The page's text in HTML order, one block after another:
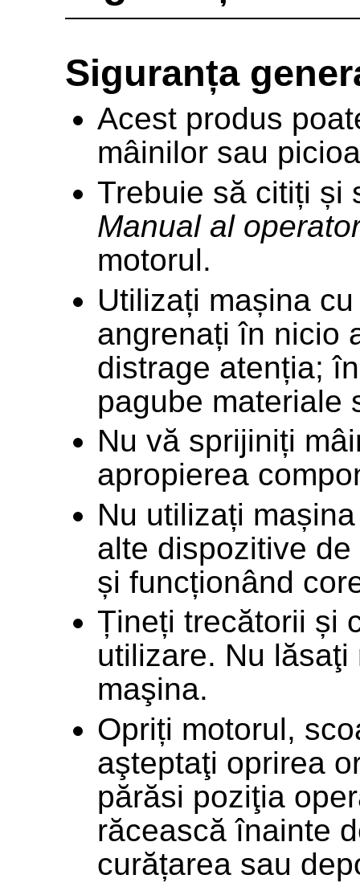
Siguranța
Acest produs
mâinilor sau
Trebuie să citiți și
Manual al
motorul.
Utilizați mașina
angrenați în nicio
distrage atenția;
pagube materiale
Nu vă sprijiniți
apropierea
Nu utilizați
alte dispozitive
și funcționând
Țineți trecătorii și
utilizare. Nu
maşina.
Opriți motorul,
aşteptaţi oprirea
părăsi poziţia
răcească înainte
curățarea sau